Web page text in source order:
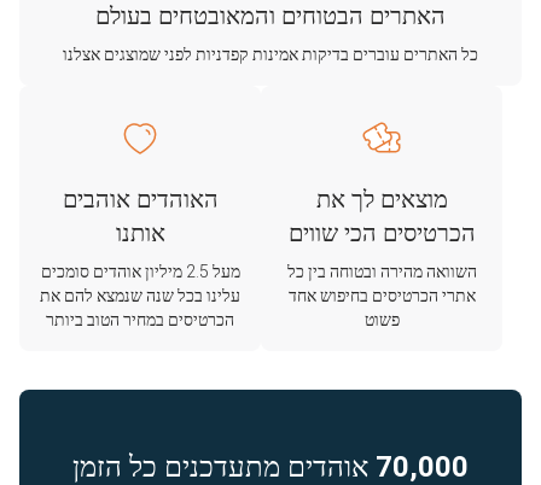
האתרים הבטוחים והמאובטחים בעולם
כל האתרים עוברים בדיקות אמינות קפדניות לפני שמוצגים אצלנו
מוצאים לך את
הכרטיסים הכי שווים
השוואה מהירה ובטוחה בין כל
אתרי הכרטיסים בחיפוש אחד
פשוט
האוהדים אוהבים
אותנו
מעל 2.5 מיליון אוהדים סומכים
עלינו בכל שנה שנמצא להם את
הכרטיסים במחיר הטוב ביותר
70,000 אוהדים מתעדכנים כל הזמן